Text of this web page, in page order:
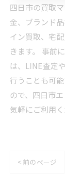
四日市の買取
金、ブランド
イン買取、宅
きます。 事前
は、LINE査定
行うことも可
ので、四日市
気軽にご利用く
< 前のページ